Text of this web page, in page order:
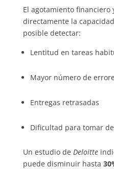
El agotamiento financiero
directamente la
posible detectar:
Lentitud en tareas
Mayor número de
Entregas retrasadas
Dificultad para tomar
Un estudio de Deloitte
puede disminuir hasta